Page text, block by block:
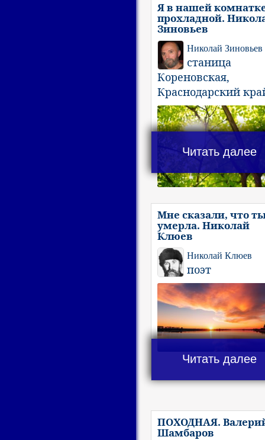
Я в нашей
прохладной.
Зиновьев
Николай Зиновьев
станица
Кореновская,
Краснодарский
Читать далее
Мне сказали, что
умерла. Николай
Клюев
Николай Клюев
поэт
Читать далее
ПОХОДНАЯ.
Шамбаров